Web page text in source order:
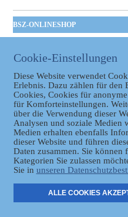
BSZ-ONLINESHOP
Taschenbuch
GVBl |
Datenschutz
Cookie-Einstellungen
Diese Website verwendet
Erlebnis. Dazu zählen für den
Cookies, Cookies für
für Komforteinstellungen.
über die Verwendung dieser
Analysen und soziale Medien
Medien erhalten ebenfalls
dieser Website und führen
Daten zusammen. Sie können
Kategorien Sie zulassen
Sie in unseren
ALLE COOKIES